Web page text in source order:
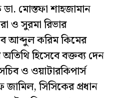
মোস্তফা শাহজামান
ও সুরমা রিভার
আব্দুল করিম কিমের
হিসেবে বক্তব্য দেন
ও ওয়াটারকিপার্স
জামিল, সিসিকের প্রধান